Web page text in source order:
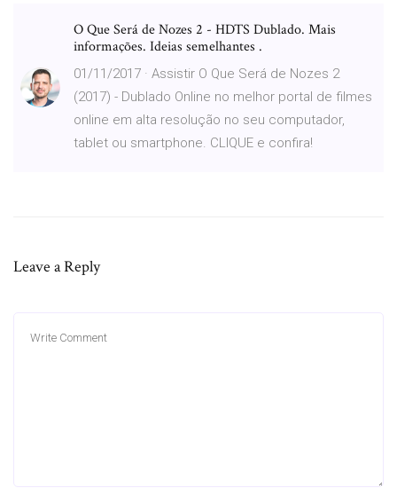
O Que Será de Nozes 2 - HDTS Dublado. Mais
informações. Ideias semelhantes .
01/11/2017 · Assistir O Que Será de Nozes 2
(2017) - Dublado Online no melhor portal de filmes
online em alta resolução no seu computador,
tablet ou smartphone. CLIQUE e confira!
Leave a Reply